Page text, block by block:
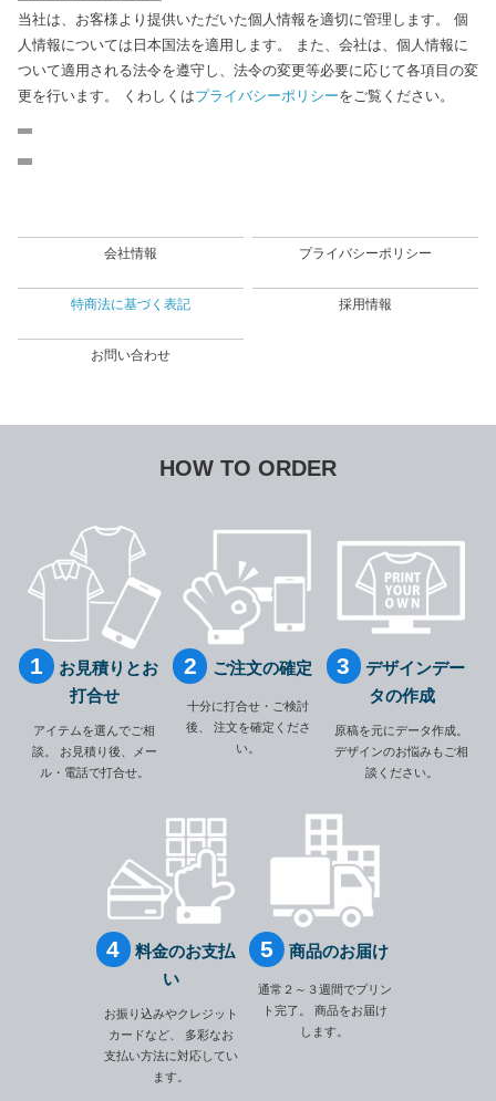
当社は、お客様より提供いただいた個人情報を適切に管理します。
個
人情報については日本国法を適用します。
また、会社は、個人情報に
ついて適用される法令を遵守し、法令の変更等必要に応じて各項目の変
更を行います。
くわしくはプライバシーポリシーをご覧ください。
会社情報 プライバシーポリシー
特商法に基づく表記 採用情報
お問い合わせ
HOW TO ORDER
お見積りとお
打合せ
アイテムを選んでご相
談。
お見積り後、メー
ル・電話で打合せ。
ご注文の確定
十分に打合せ・ご検討
後、
注文を確定くださ
い。
デザインデー
タの作成
原稿を元にデータ作成。
デザインのお悩みもご相
談ください。
料金のお支払
い
お振り込みやクレジット
カードなど、
多彩なお
支払い方法に対応してい
ます。
商品のお届け
通常２～３週間でプリン
ト完了。
商品をお届け
します。